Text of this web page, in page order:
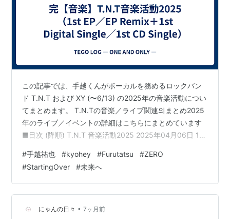
この記事では、手越くんがボーカルを務めるロックバン
ド T.N.T および XY (〜6/13) の2025年の音楽活動につい
てまとめます。 T.N.Tの音楽／ライブ関連의まとめ2025
年のライブ／イベントの詳細はこちらにまとめています
■目次 (降順) T.N.T 音楽活動2025 2025年04月06日 1st
▼「バズリズム02」出演 ▼ 情報解禁 ▼ リリース ▼ ア
ー写撮影 ▼ チャートインのお知らせ メディア ▼「バズ
リズム02」出演 ▼1st EP「ZERO」リリース情報解禁
2025年06月25日 1st Digita…
#手越祐也 #kyohey #Furutatsu #ZERO
#StartingOver #未来へ
にゃんの日々 • 7ヶ月前